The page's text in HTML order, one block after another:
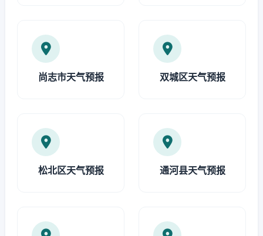
尚志市天气预报 双城区天气预报
松北区天气预报 通河县天气预报